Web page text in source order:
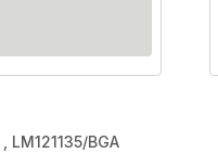
LM121135/BGA